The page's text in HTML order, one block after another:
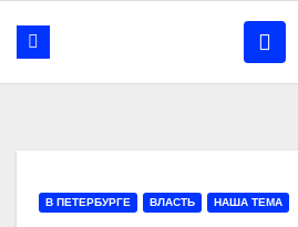
В ПЕТЕРБУРГЕ ВЛАСТЬ НАША ТЕМА